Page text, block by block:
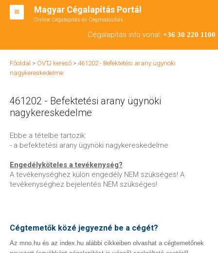
Magyar Cégalapítás Portál
Online Cégalapítás és Cégmódosítás
Cégalapítás info vonal: +36 30 220 1100
BT ALAPÍTÁS
RT ALAPÍTÁS
ÁTALAKULÁS
ENGEDÉLYKÖTELES
KAPCSOLAT
Főoldal > ÖVTJ kereső > 461202 - Befektetési arany ügynöki
nagykereskedelme
461202 - Befektetési arany ügynöki
nagykereskedelme
Ebbe a tételbe tartozik:
- a befektetési arany ügynöki nagykereskedelme
Engedélyköteles a tevékenység?
A tevékenységhez külön engedély NEM szükséges! A
tevékenységhez bejelentés NEM szükséges!
Cégtemetők közé jegyezné be a cégét?
Az mno.hu és az index.hu alábbi cikkeiben olvashat a cégtemetőnek